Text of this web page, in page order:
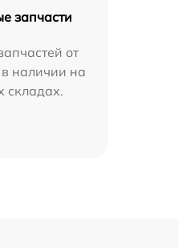
запчасти
от
наличии на
складах.